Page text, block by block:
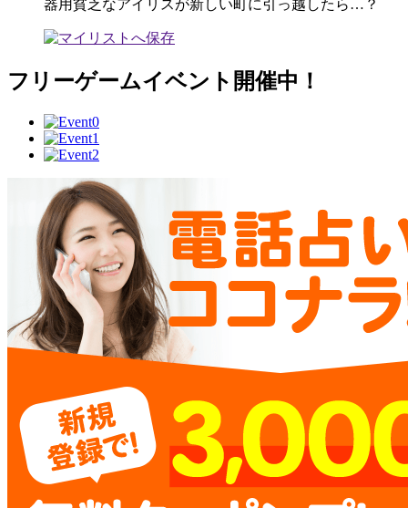
器用貧乏なアイリスが新しい町に引っ越したら…？
フリーゲームイベント開催中！